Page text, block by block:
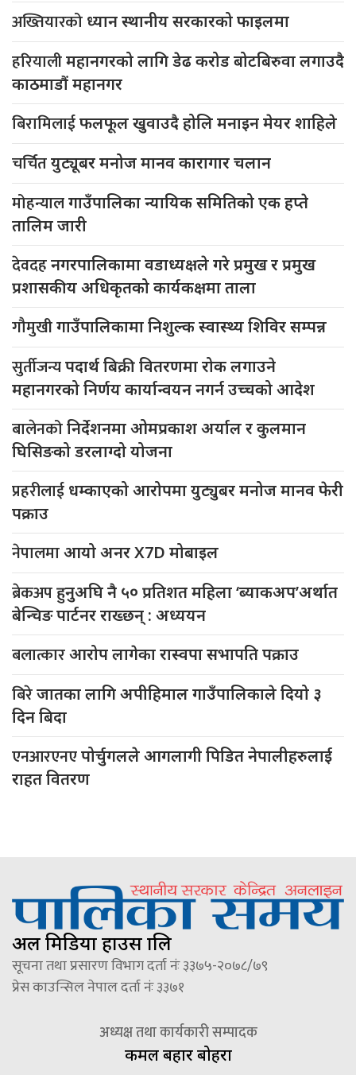
अख्तियारको ध्यान स्थानीय सरकारको फाइलमा
हरियालीमहानगरको लागि डेढ करोड बोटबिरुवा लगाउदै
काठमाडौं महानगर
बिरामिलाईफलफूल खुवाउदै होलि मनाइन मेयर शाहिले
चर्चितयुट्यूबर मनोज मानव कारागार चलान
मोहन्यालगाउँपालिका न्यायिक समितिको एक हप्ते
तालिम जारी
देवदहनगरपालिकामा वडाध्यक्षले गरे प्रमुख र प्रमुख
प्रशासकीय अधिकृतको कार्यकक्षमा ताला
गौमुखीगाउँपालिकामा निशुल्क स्वास्थ्य शिविर सम्पन्न
सुर्तीजन्यपदार्थ बिक्री वितरणमा रोक लगाउने
महानगरको निर्णय कार्यान्वयन नगर्न उच्चको आदेश
बालेनकोनिर्देशनमा ओमप्रकाश अर्याल र कुलमान
घिसिङको डरलाग्दो योजना
प्रहरीलाई धम्काएको आरोपमा युट्युबर मनोज मानव फेरी
पक्राउ
नेपालमाआयो अनर X7D मोबाइल
ब्रेकअपहुनुअघि नै ५० प्रतिशत महिला ‘ब्याकअप’अर्थात
बेन्चिङ पार्टनर राख्छन् : अध्ययन
बलात्कारआरोप लागेका रास्वपा सभापति पक्राउ
बिरेजातका लागि अपीहिमाल गाउँपालिकाले दियो ३
दिन बिदा
एनआरएनएपोर्चुगलले आगलागी पिडित नेपालीहरुलाई
राहत वितरण
अल मिडिया हाउस प्रालि
सूचना तथा प्रसारण विभाग दर्ता नंः ३३७५-२०७८/७९
प्रेस काउन्सिल नेपाल दर्ता नंः ३३७१
अध्यक्ष तथा कार्यकारी सम्पादक
कमल बहादुर बोहरा